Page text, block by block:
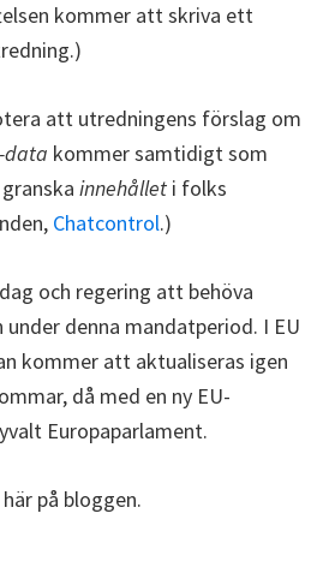
kommer att skriva ett
att utredningens förslag om
data kommer samtidigt som
innehållet i folks
Chatcontrol.)
och regering att behöva
denna mandatperiod. I EU
kommer att aktualiseras igen
då med en ny EU-
Europaparlament.
på bloggen.